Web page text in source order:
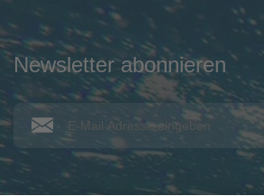
Newsletter abonnieren